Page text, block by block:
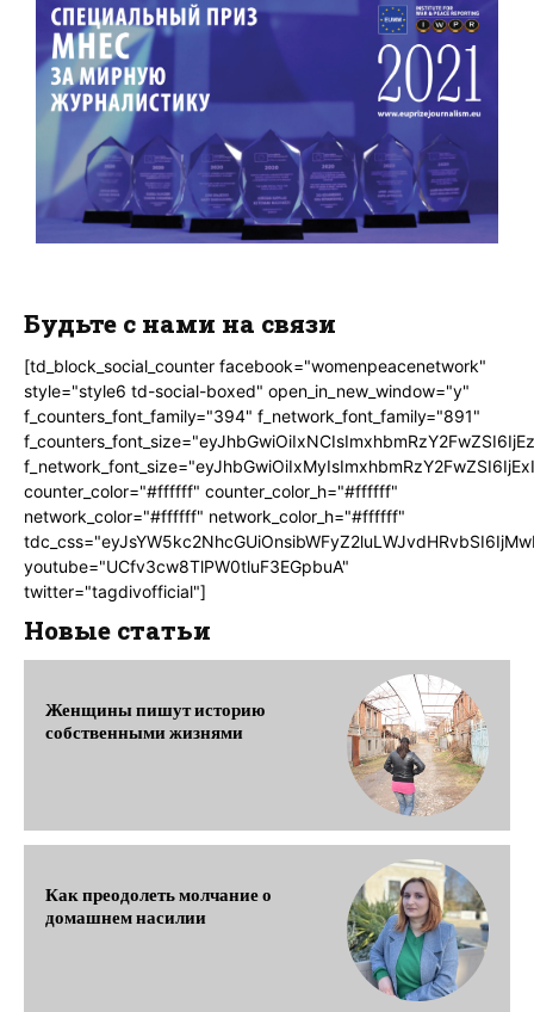
Будьте с нами на связи
[td_block_social_counter facebook="womenpeacenetwork"
style="style6 td-social-boxed" open_in_new_window="y"
f_counters_font_family="394" f_network_font_family="891"
counter_color="#ffffff" counter_color_h="#ffffff"
network_color="#ffffff" network_color_h="#ffffff"
youtube="UCfv3cw8TlPW0tluF3EGpbuA"
twitter="tagdivofficial"]
Новые статьи
Женщины пишут историю
собственными жизнями
Как преодолеть молчание о
домашнем насилии